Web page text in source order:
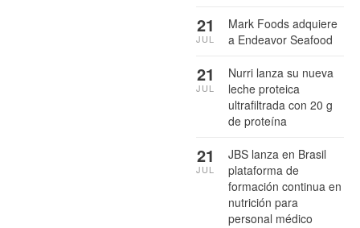
Mark Foods adquiere
a Endeavor Seafood
21
JUL
Nurri lanza su nueva
leche proteica
ultrafiltrada con 20 g
de proteína
21
JUL
JBS lanza en Brasil
plataforma de
formación continua en
nutrición para
personal médico
21
JUL